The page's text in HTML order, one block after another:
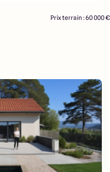
Prix terrain : 60 000 €